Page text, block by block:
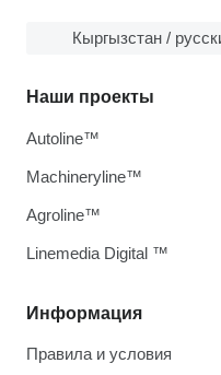
Кыргызстан /
Информация
Правила и условия
Наши проекты
Autoline™
Machineryline™
Agroline™
Linemedia Digital ™